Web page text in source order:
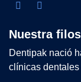
Nuestra
Dentipak nació
clínicas